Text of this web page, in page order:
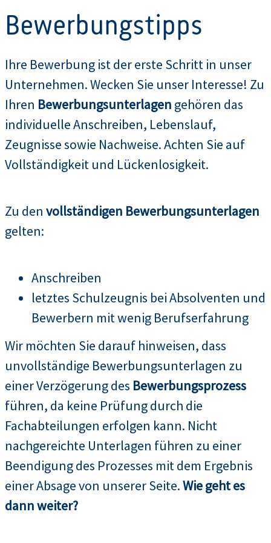
Bewerbungstipps
Ihre Bewerbung ist der erste Schritt in unser
Unternehmen. Wecken Sie unser Interesse! Zu
Ihren Bewerbungsunterlagen gehören das
individuelle Anschreiben, Lebenslauf,
Zeugnisse sowie Nachweise. Achten Sie auf
Vollständigkeit und Lückenlosigkeit.
Zu den vollständigen Bewerbungsunterlagen
gelten:
Anschreiben
letztes Schulzeugnis bei Absolventen und
Bewerbern mit wenig Berufserfahrung
Wir möchten Sie darauf hinweisen, dass
unvollständige Bewerbungsunterlagen zu
einer Verzögerung des Bewerbungsprozess
führen, da keine Prüfung durch die
Fachabteilungen erfolgen kann. Nicht
nachgereichte Unterlagen führen zu einer
Beendigung des Prozesses mit dem Ergebnis
einer Absage von unserer Seite.Wie geht es
dann weiter?